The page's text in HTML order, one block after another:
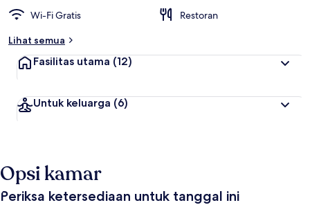
Wi-Fi Gratis
Restoran
Lihat semua
Fasilitas utama (12)
Untuk keluarga (6)
Opsi kamar
Periksa ketersediaan untuk tanggal ini